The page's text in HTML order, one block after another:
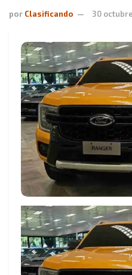
por Clasificando 30